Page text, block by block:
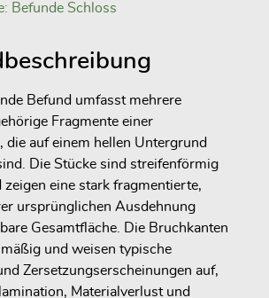
Befunde Schloss
Befund umfasst mehrere
Fragmente einer
die auf einem hellen Untergrund
Die Stücke sind streifenförmig
zeigen eine stark fragmentierte,
ursprünglichen Ausdehnung
Gesamtfläche. Die Bruchkanten
und weisen typische
Zersetzungserscheinungen auf,
Materialverlust und